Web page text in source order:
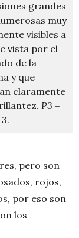
grandes
muy
visibles a
vista por el
de la
y que
claramente
P3 =
.
pero son
rojos,
por eso son
los